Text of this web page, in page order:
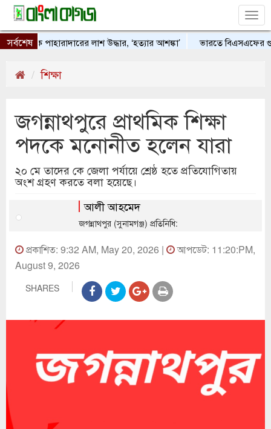
সর্বশেষ
থেকে পাহারাদারের লাশ উদ্ধার, ‘হত্যার আশঙ্কা’ ভারতে বিএসএফের
শিক্ষা
জগন্নাথপুরে প্রাথমিক শিক্ষা
পদকে মনোনীত হলেন যারা
২০ মে তাদের কে জেলা পর্যায়ে শ্রেষ্ঠ হতে প্রতিযোগিতায়
অংশ গ্রহণ করতে বলা হয়েছে।
আলী আহমেদ
জগন্নাথপুর (সুনামগঞ্জ) প্রতিনিধি:
প্রকাশিত: 9:32 AM, May 20, 2026 |
আপডেট: 11:20:PM,
August 9, 2026
SHARES